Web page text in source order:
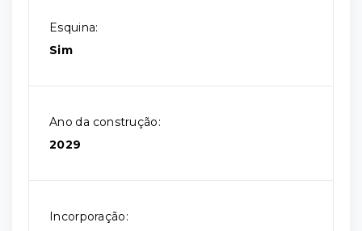
Esquina:
Sim
Ano da construção:
2029
Incorporação: